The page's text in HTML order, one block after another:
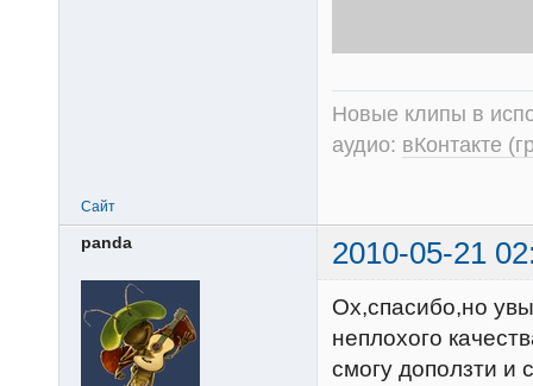
Новые клипы в
аудио: вКонтакте
Сайт
panda 2010-05-21
Ох,спасибо,но
неплохого
смогу доползти и